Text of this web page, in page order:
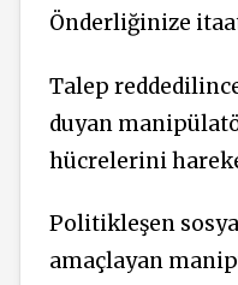
Önderliğinize
Talep
duyan
hücrelerini
Politikleşen
amaçlayan